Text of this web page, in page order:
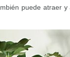
puede atraer